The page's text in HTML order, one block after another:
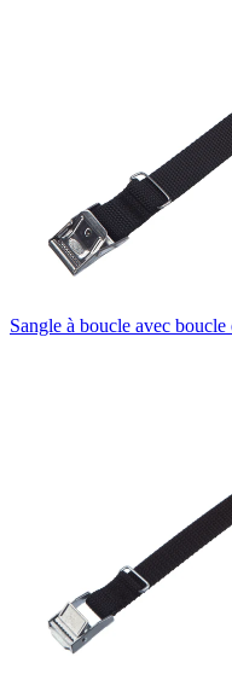
Sangle à boucle avec